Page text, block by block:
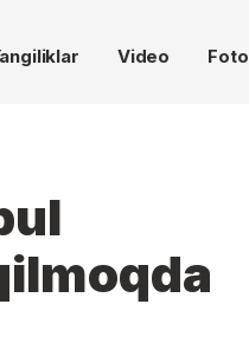
Video Foto